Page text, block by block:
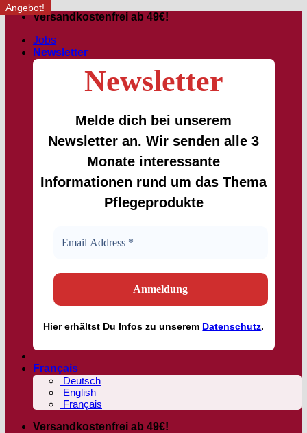
Passer
contenu
Versandkostenfrei ab 49€!
Jobs
Newsletter
Newsletter
Melde dich bei unserem
Newsletter an. Wir senden alle 3
Monate interessante
Informationen rund um das Thema
Pflegeprodukte
Hiererhältst Du Infos zu unserem Datenschutz.
Français
Deutsch
English
Français
Versandkostenfrei ab 49€!
Angebot!
Angebot!